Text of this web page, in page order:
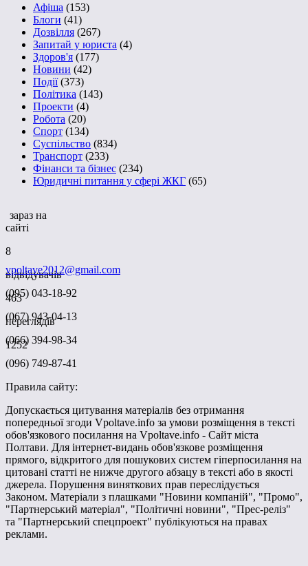
Афіша (153)
Блоги (41)
Дозвілля (267)
Запитай у юриста (4)
Здоров'я (177)
Новини (42)
Події(373)
Політика (143)
Проекти (4)
Робота (20)
Спорт (134)
Суспільство (834)
Транспорт (233)
Фінанси та бізнес (234)
Юридичні питання у сфері ЖКГ (65)
зараз на
сайті
8
відвідувачів
463
переглядів
1252
vpoltave2012@gmail.com
(095) 043-18-92
(067) 943-04-13
(066) 394-98-34
(096) 749-87-41
Правила сайту:
Допускається цитування матеріалів без отримання
попередньої згоди Vpoltave.info за умови розміщення в тексті
обов'язкового посилання на Vpoltave.info - Сайт міста
Полтави. Для інтернет-видань обов'язкове розміщення
прямого, відкритого для пошукових систем гіперпосилання на
цитовані статті не нижче другого абзацу в тексті або в якості
джерела. Порушення виняткових прав переслідується
Законом. Матеріали з плашками "Новини компаній", "Промо",
"Партнерський матеріал", "Політичні новини", "Прес-реліз"
та "Партнерський спецпроект" публікуються на правах
реклами.